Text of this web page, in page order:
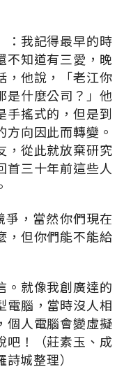
：我記得最早的時
不知道有三愛，晚
，他說，「老江你
是什麼公司？」他
手搖式的，但是到
向因此而轉變。
，從此就放棄研究
首三十年前這些人
爭，當然你們現在
，但你們能不能給
。就像我創廣達的
電腦，當時沒人相
個人電腦會變虛擬
吧！（莊素玉、成
城整理）